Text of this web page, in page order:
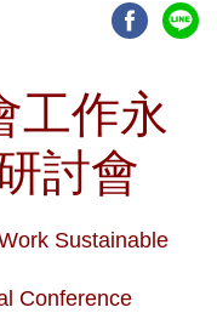
工作永
討會
Sustainable
Conference